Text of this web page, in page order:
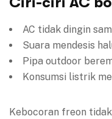
AC tidak dingin
Suara mendesis
Pipa outdoor
Konsumsi listrik
Kebocoran freon